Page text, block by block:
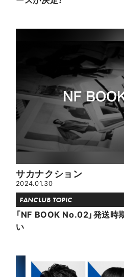
サカナクション
2024.01.30
FANCLUB TOPIC
「NF BOOK No.02」発送
い